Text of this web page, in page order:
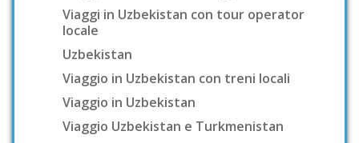
Viaggi in Uzbekistan con tour operator
locale
Uzbekistan
Viaggio in Uzbekistan con treni locali
Viaggio in Uzbekistan
Viaggio Uzbekistan e Turkmenistan